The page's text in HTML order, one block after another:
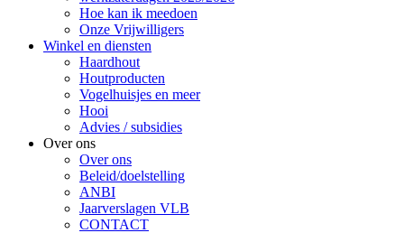
Hoe kan ik meedoen
Onze Vrijwilligers
Winkel en diensten
Haardhout
Houtproducten
Vogelhuisjes en meer
Hooi
Advies / subsidies
Over ons
Over ons
Beleid/doelstelling
ANBI
Jaarverslagen VLB
CONTACT